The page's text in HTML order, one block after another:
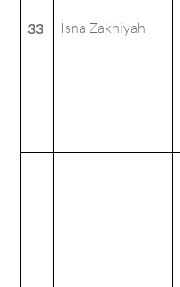
33 Isna Zakhiyah